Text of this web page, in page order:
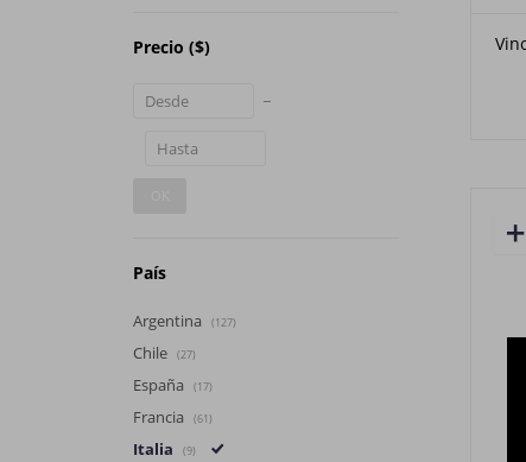
Precio ($)
País
Argentina (127)
Chile (27)
España (17)
Francia (61)
Italia (9)